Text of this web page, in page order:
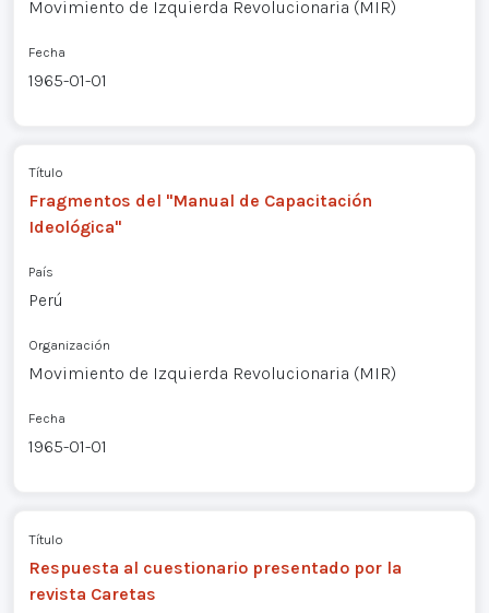
Movimiento de Izquierda Revolucionaria (MIR)
Fecha
1965-01-01
Título
Fragmentos del "Manual de Capacitación
Ideológica"
País
Perú
Organización
Movimiento de Izquierda Revolucionaria (MIR)
Fecha
1965-01-01
Título
Respuesta al cuestionario presentado por la
revista Caretas